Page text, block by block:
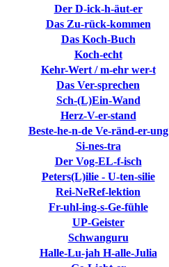
Der D-ick-h-äut-er
Das Zu-rück-kommen
Das Koch-Buch
Koch-echt
Kehr-Wert / m-ehr wer-t
Das Ver-sprechen
Sch-(L)Ein-Wand
Herz-V-er-stand
Beste-he-n-de Ve-ränd-er-ung
Si-nes-tra
Der Vog-EL-f-isch
Peters(L)ilie - U-ten-silie
Rei-NeRef-lektion
Fr-uhl-ing-s-Ge-fühle
UP-Geister
Schwanguru
Halle-Lu-jah H-alle-Julia